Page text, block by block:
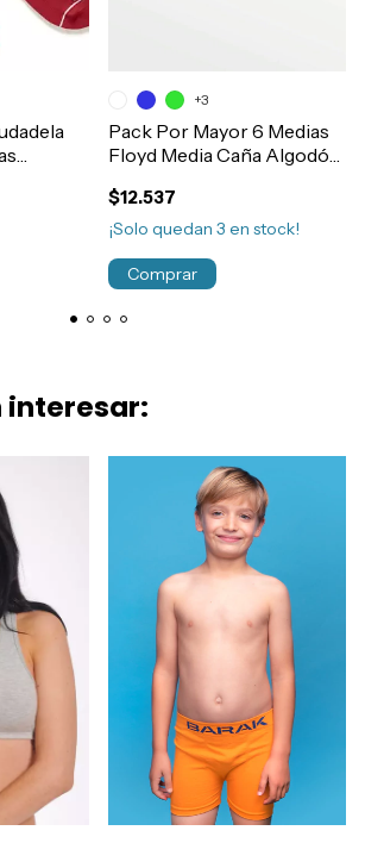
Pack Por Mayor 6 Medias
Floyd Media Caña Algodón
Art.72
$12.537
¡Solo quedan 3 en stock!
+3
Comprar
interesar: